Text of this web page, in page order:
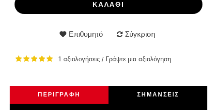
ΚΑΛΆΘΙ
Επιθυμητό Σύγκριση
1 αξιολογήσεις / Γράψτε μια αξιολόγηση
ΠΕΡΙΓΡΑΦΉ ΣΗΜΆΝΣΕΙΣ